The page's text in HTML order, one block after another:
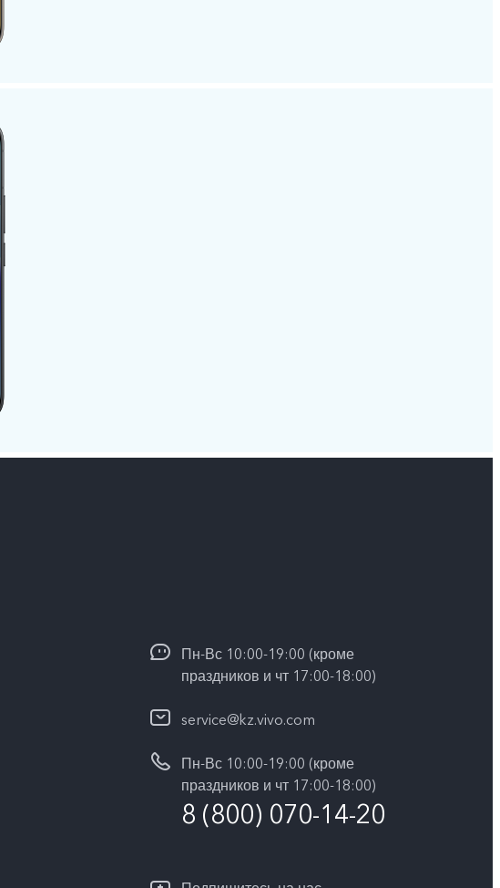
Пн-Вс 10:00-19:00 (кроме
праздников и чт 17:00-18:00)
service@kz.vivo.com
Пн-Вс 10:00-19:00 (кроме
праздников и чт 17:00-18:00)
8 (800) 070-14-20